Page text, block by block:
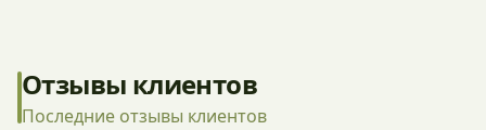
Отзывы клиентов
Последние отзывы клиентов